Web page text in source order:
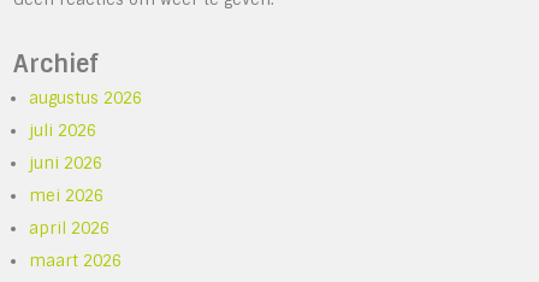
Archief
augustus 2026
juli 2026
juni 2026
mei 2026
april 2026
maart 2026